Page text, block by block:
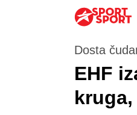
Dosta
EHF